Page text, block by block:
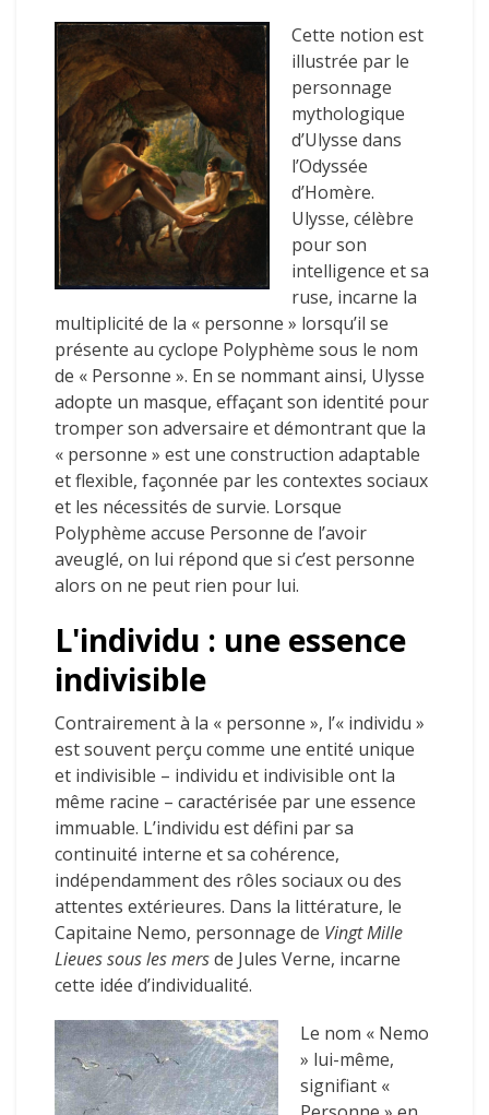
Cette notion est
illustrée par le
personnage
mythologique
d’Ulysse dans
l’Odyssée
d’Homère.
Ulysse, célèbre
pour son
intelligence et sa
ruse, incarne la
multiplicité de la « personne » lorsqu’il se
présente au cyclope Polyphème sous le nom
de « Personne ». En se nommant ainsi, Ulysse
adopte un masque, effaçant son identité pour
tromper son adversaire et démontrant que la
« personne » est une construction adaptable
et flexible, façonnée par les contextes sociaux
et les nécessités de survie. Lorsque
Polyphème accuse Personne de l’avoir
aveuglé, on lui répond que si c’est personne
alors on ne peut rien pour lui.
L'individu : une essence
indivisible
Contrairement à la « personne », l’« individu »
est souvent perçu comme une entité unique
et indivisible – individu et indivisible ont la
même racine – caractérisée par une essence
immuable. L’individu est défini par sa
continuité interne et sa cohérence,
indépendamment des rôles sociaux ou des
attentes extérieures. Dans la littérature, le
Capitaine Nemo, personnage de Vingt Mille
Lieues sous les mersde Jules Verne, incarne
cette idée d’individualité.
Le nom « Nemo
» lui-même,
signifiant «